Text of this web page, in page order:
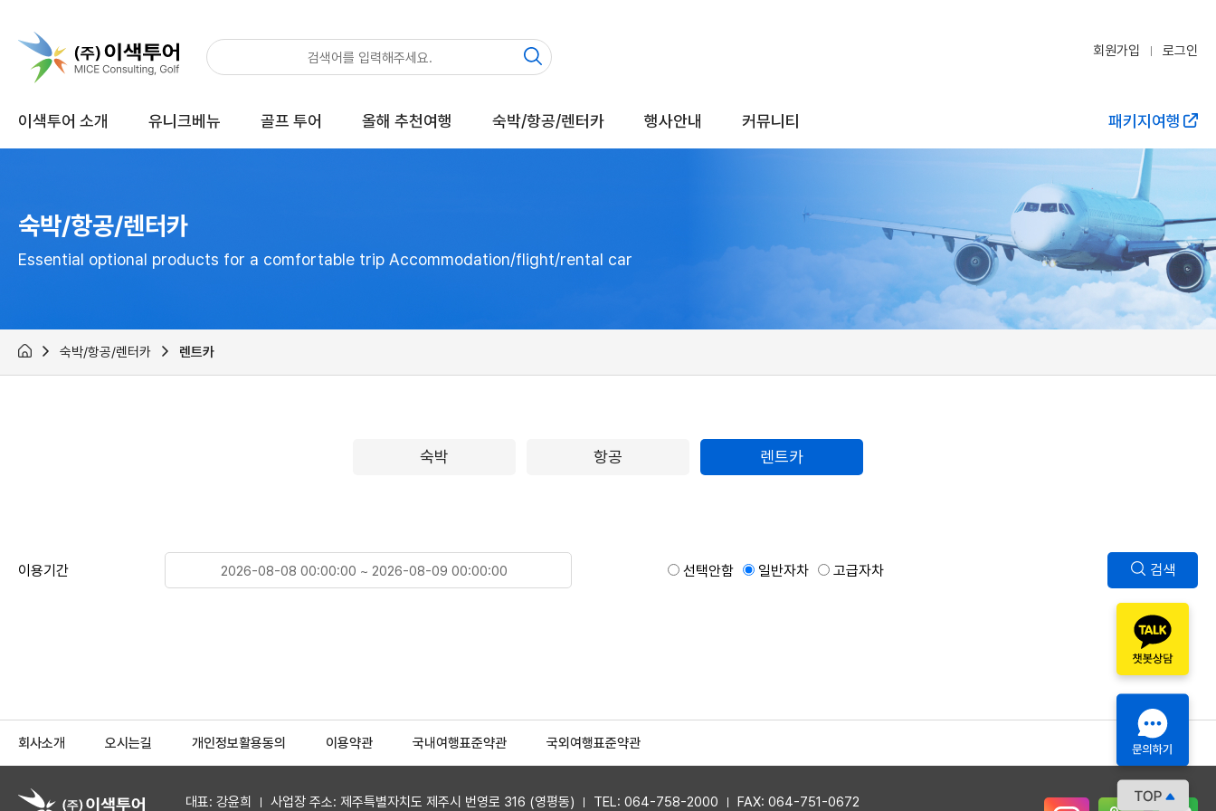
회원가입 로그인
이색투어 소개 유니크베뉴 골프 투어 올해 추천여행 숙박/항공/렌터카 행사안내 커뮤니티 패키지여행
숙박/항공/렌터카
Essential optional products for a comfortable trip Accommodation/flight/rental car
숙박/항공/렌터카 렌트카
숙박 항공 렌트카
이용기간 선택안함 일반자차 고급자차 검색
회사소개 오시는길 개인정보활용동의 이용약관 국내여행표준약관 국외여행표준약관
대표: 강윤희 사업장 주소: 제주특별자치도 제주시 번영로 316 (영평동) TEL: 064-758-2000 FAX: 064-751-0672